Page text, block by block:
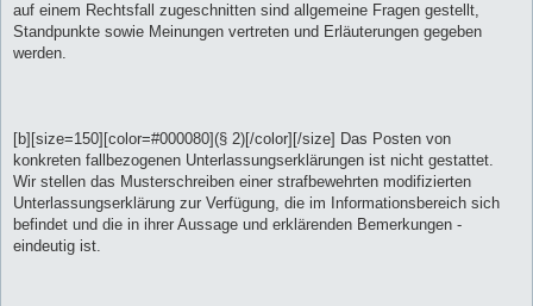
auf einem Rechtsfall zugeschnitten sind allgemeine Fragen gestellt,
Standpunkte sowie Meinungen vertreten und Erläuterungen gegeben
werden.
[b][size=150][color=#000080](§ 2)[/color][/size] Das Posten von
konkreten fallbezogenen Unterlassungserklärungen ist nicht gestattet.
Wir stellen das Musterschreiben einer strafbewehrten modifizierten
Unterlassungserklärung zur Verfügung, die im Informationsbereich sich
befindet und die in ihrer Aussage und erklärenden Bemerkungen -
eindeutig ist.